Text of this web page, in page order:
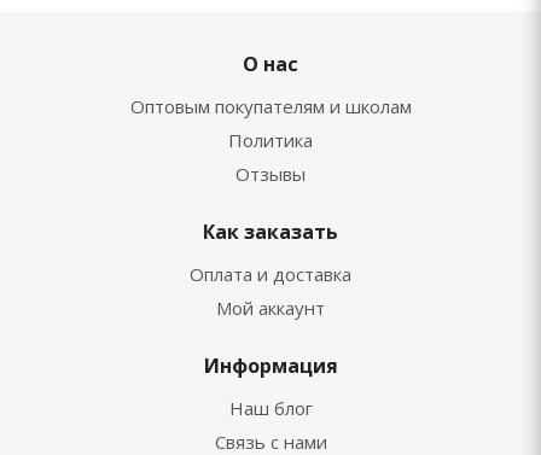
О нас
Оптовым покупателям и школам
Политика
Отзывы
Как заказать
Оплата и доставка
Мой аккаунт
Информация
Наш блог
Связь с нами